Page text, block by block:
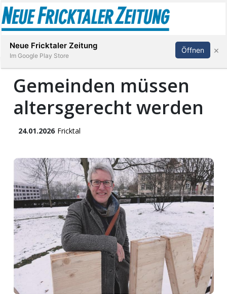
Stellen
E-
Paper
App
Abonnieren Anmelden
Gemeinden müssen
altersgerecht werden
24.01.2026 Fricktal
Neue Fricktaler Zeitung
Im Google Play Store
Öffnen ×